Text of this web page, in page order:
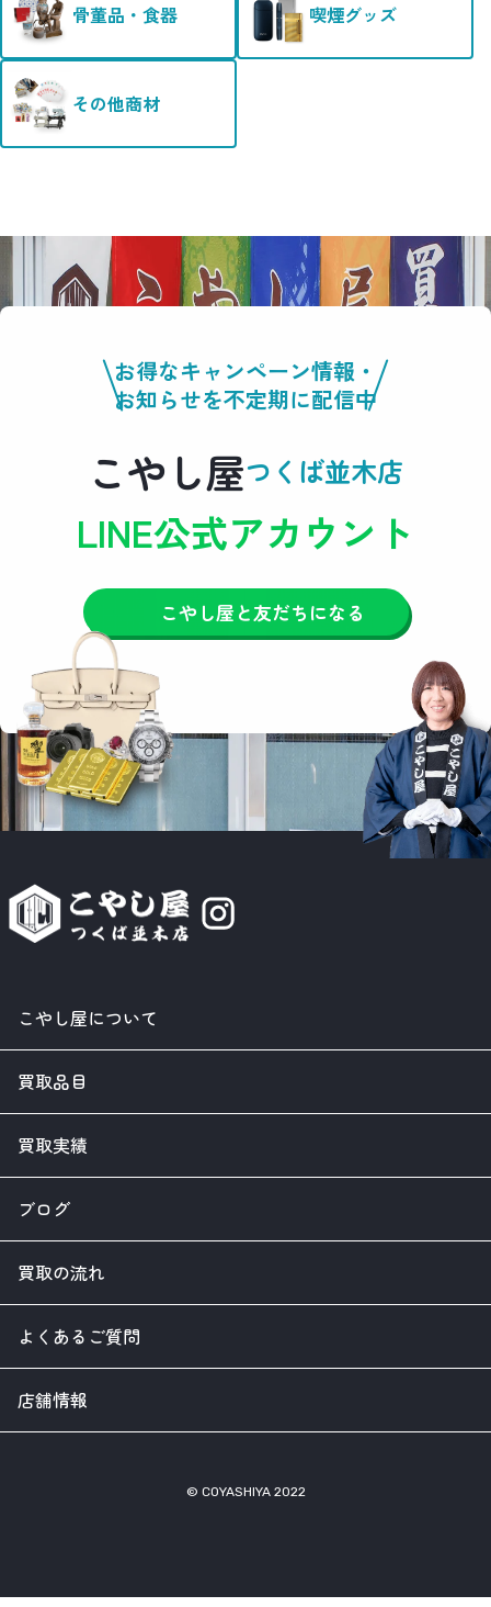
骨董品・食器 喫煙グッズ
その他商材
お得なキャンペーン情報・
お知らせを不定期に配信中
こやし屋つくば並木店
LINE公式アカウント
こやし屋と友だちになる
こやし屋について
買取品目
買取実績
ブログ
買取の流れ
よくあるご質問
店舗情報
© COYASHIYA 2022